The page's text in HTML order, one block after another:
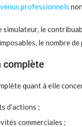
professionnels
simulateur, le
le nombre
complète
quant à elle
d’actions ;
commerciales ;